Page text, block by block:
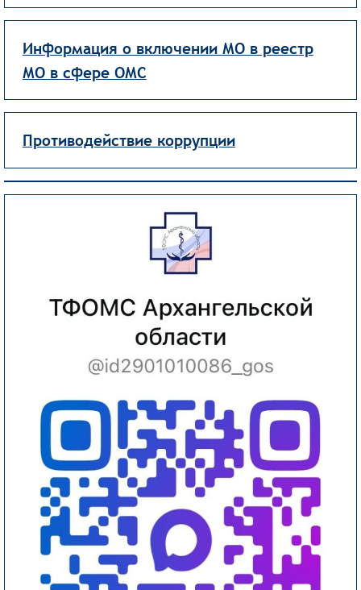
Информация о включении МО в реестр
МО в сфере ОМС
Противодействие коррупции